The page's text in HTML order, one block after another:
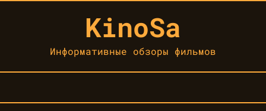
KinoSa
Информативные обзоры фильмов